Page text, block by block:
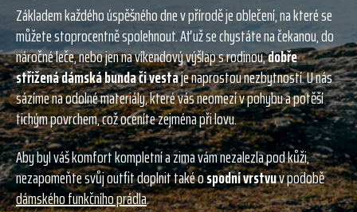
Základem každého úspěšného dne v přírodě je oblečení, na které se
můžete stoprocentně spolehnout. Ať už se chystáte na čekanou, do
náročné leče, nebo jen na víkendový výšlap s rodinou,dobře
střižená dámská bunda či vestaje naprostou nezbytností. U nás
sázíme na odolné materiály, které vás neomezí v pohybu a potěší
tichým povrchem, což oceníte zejména při lovu.
Aby byl váš komfort kompletní a zima vám nezalezla pod kůži,
nezapomeňte svůj outfit doplnit také ospodní vrstvuv podobě
dámského funkčního prádla.